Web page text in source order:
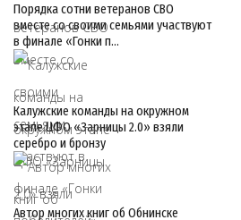
Порядка сотни ветеранов СВО
вместе со своими семьями участвуют
в финале «Гонки п…
Калужские команды на окружном
этапе ЦФО «Зарницы 2.0» взяли
серебро и бронзу
Автор многих книг об Обнинске